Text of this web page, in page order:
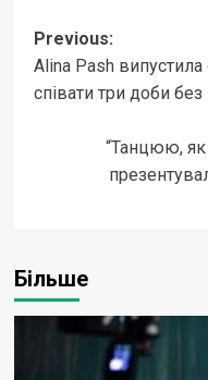
Post
navigation
Previous:
Alina Pash
співати три доби
“Танцюю, як
Більше